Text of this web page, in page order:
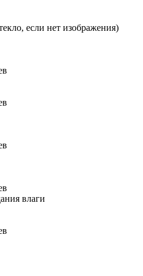
если нет изображения)
влаги